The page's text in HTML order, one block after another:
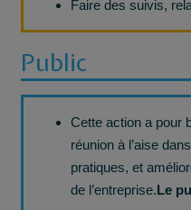
Faire des suivis,
Public
Cette action a pour
réunion à l’aise
pratiques, et
de l’entreprise.Le